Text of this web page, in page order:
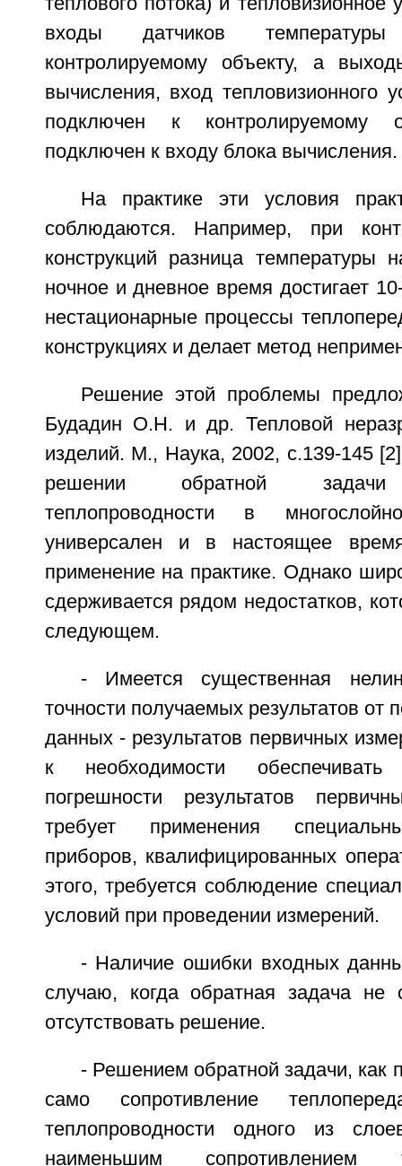
входы датчиков
контролируемому объекту, а
вычисления, вход тепловизионного
подключен к контролируемому
подключен к входу блока вычисления.
На практике эти условия
соблюдаются. Например, при
конструкций разница температуры
ночное и дневное время достигает
нестационарные процессы
конструкциях и делает метод
Решение этой проблемы
Будадин О.Н. и др. Тепловой
изделий. М., Наука, 2002, с.139-145
решении обратной задачи
теплопроводности в
универсален и в настоящее
применение на практике. Однако
сдерживается рядом недостатков,
следующем.
- Имеется существенная
точности получаемых результатов от
данных - результатов первичных
к необходимости
погрешности результатов
требует применения
приборов, квалифицированных
этого, требуется соблюдение
условий при проведении измерений.
- Наличие ошибки входных
случаю, когда обратная задача не
отсутствовать решение.
- Решением обратной задачи, как
само сопротивление
теплопроводности одного из
наименьшим сопротивлением